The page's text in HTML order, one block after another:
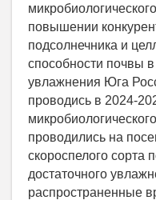
повышении
подсолнечника и
способности почвы в
увлажнения Юга
проводись в 2024-
проводились на
скороспелого сорта
достаточного
распространенные